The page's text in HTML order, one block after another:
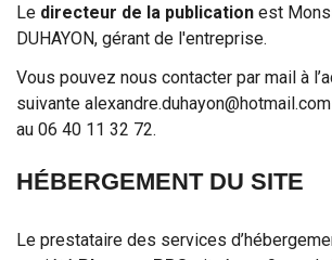
Le directeur de la publication est
DUHAYON, gérant de l'entreprise.
Vous pouvez nous contacter par mail à
suivante alexandre.duhayon@hotmail.com
au 06 40 11 32 72.
HÉBERGEMENT DU SITE
Le prestataire des services